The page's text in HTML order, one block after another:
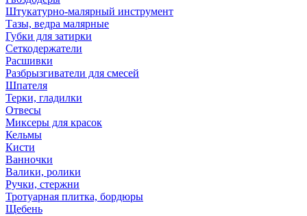
Штукатурно-малярный инструмент
Тазы, ведра малярные
Губки для затирки
Сеткодержатели
Расшивки
Разбрызгиватели для смесей
Шпателя
Терки, гладилки
Отвесы
Миксеры для красок
Кельмы
Кисти
Ванночки
Валики, ролики
Ручки, стержни
Тротуарная плитка, бордюры
Щебень